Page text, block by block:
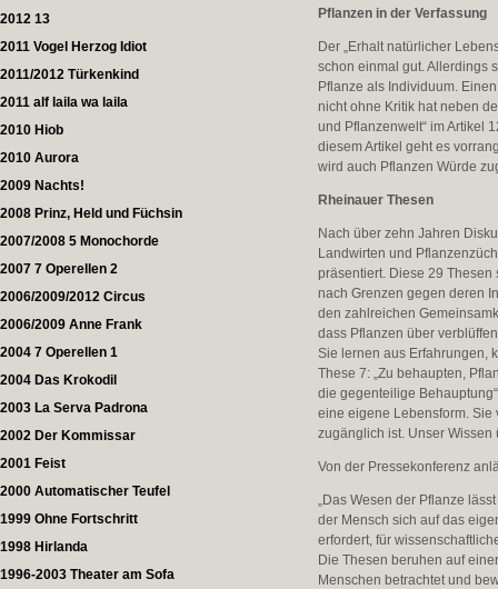
2012 13
2011 Vogel Herzog Idiot
2011/2012 Türkenkind
2011 alf laila wa laila
2010 Hiob
2010 Aurora
2009 Nachts!
2008 Prinz, Held und Füchsin
2007/2008 5 Monochorde
2007 7 Operellen 2
2006/2009/2012 Circus
2006/2009 Anne Frank
2004 7 Operellen 1
2004 Das Krokodil
2003 La Serva Padrona
2002 Der Kommissar
2001 Feist
2000 Automatischer Teufel
1999 Ohne Fortschritt
1998 Hirlanda
1996-2003 Theater am Sofa
Pflanzen in der Verfassung
Der „Erhalt natürlicher
schon einmal gut. Allerdings
Pflanze als Individuum.
nicht ohne Kritik hat neben
und Pflanzenwelt“ im Artikel
diesem Artikel geht es
wird auch Pflanzen Würde
Rheinauer Thesen
Nach über zehn Jahren
Landwirten und
präsentiert. Diese 29
nach Grenzen gegen deren
den zahlreichen
dass Pflanzen über
Sie lernen aus Erfahrungen,
These 7: „Zu behaupten,
die gegenteilige
eine eigene Lebensform. Sie
zugänglich ist. Unser Wissen
Von der Pressekonferenz
„Das Wesen der Pflanze
der Mensch sich auf das
erfordert, für
Die Thesen beruhen auf
Menschen betrachtet und